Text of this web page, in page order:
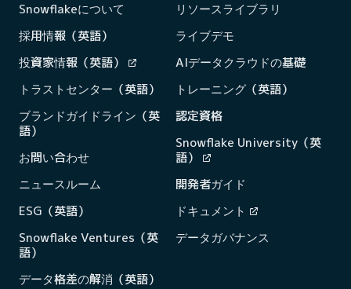
Snowflakeについて
採用情報（英語）
投資家情報（英語）
トラストセンター（英語）
ブランドガイドライン（英
語）
お問い合わせ
ニュースルーム
ESG（英語）
Snowflake Ventures（英
語）
データ格差の解消（英語）
リソースライブラリ
ライブデモ
AIデータクラウドの基礎
トレーニング（英語）
認定資格
Snowflake University（英
語）
開発者ガイド
ドキュメント
データガバナンス